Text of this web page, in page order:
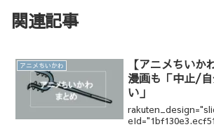
関連記事
アニメちいかわ
【アニメちい
漫画も「中止/
い」